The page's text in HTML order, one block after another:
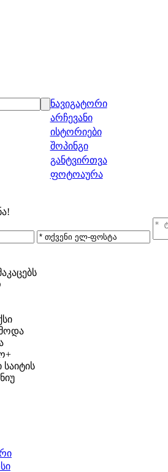
ნავიგატორი
არჩევანი
ისტორიები
შოპინგი
განტვირთვა
ფოტოაურა
საიტის